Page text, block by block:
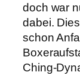
doch war
dabei.
schon
Ching-